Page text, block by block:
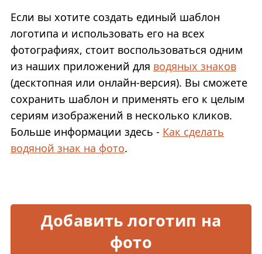
Если вы хотите создать единый шаблон
логотипа и использовать его на всех
фотографиях, стоит воспользоваться одним
из наших приложений для водяных знаков
(десктопная или онлайн-версия). Вы сможете
сохранить шаблон и применять его к целым
сериям изображений в несколько кликов.
Больше информации здесь - Как сделать
водяной знак на фото.
Добавить логотип на
фото